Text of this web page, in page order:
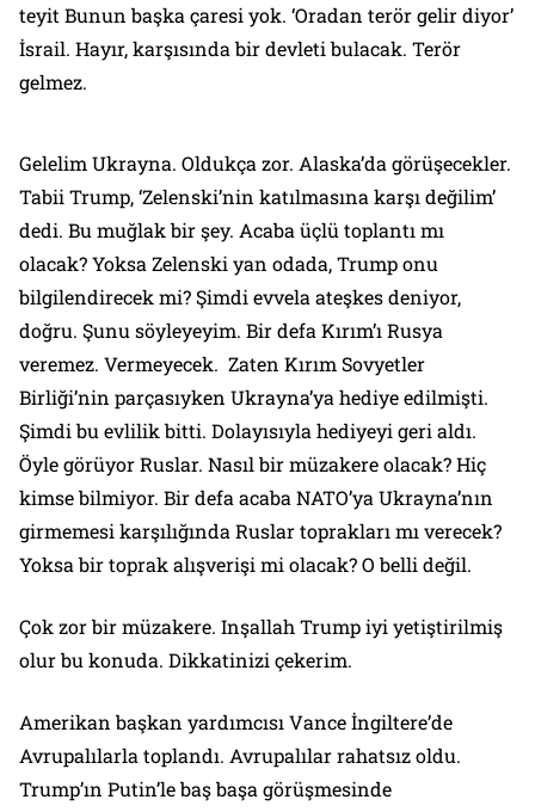
teyit Bunun başka çaresi yok. ‘Oradan terör gelir diyor’
İsrail. Hayır, karşısında bir devleti bulacak. Terör
gelmez.
Gelelim Ukrayna. Oldukça zor. Alaska’da görüşecekler.
Tabii Trump, ‘Zelenski’nin katılmasına karşı değilim’
dedi. Bu muğlak bir şey. Acaba üçlü toplantı mı
olacak? Yoksa Zelenski yan odada, Trump onu
bilgilendirecek mi? Şimdi evvela ateşkes deniyor,
doğru. Şunu söyleyeyim. Bir defa Kırım’ı Rusya
veremez. Vermeyecek. Zaten Kırım Sovyetler
Birliği’nin parçasıyken Ukrayna’ya hediye edilmişti.
Şimdi bu evlilik bitti. Dolayısıyla hediyeyi geri aldı.
Öyle görüyor Ruslar. Nasıl bir müzakere olacak? Hiç
kimse bilmiyor. Bir defa acaba NATO’ya Ukrayna’nın
girmemesi karşılığında Ruslar toprakları mı verecek?
Yoksa bir toprak alışverişi mi olacak? O belli değil.
Çok zor bir müzakere. Inşallah Trump iyi yetiştirilmiş
olur bu konuda. Dikkatinizi çekerim.
Amerikan başkan yardımcısı Vance İngiltere’de
Avrupalılarla toplandı. Avrupalılar rahatsız oldu.
Trump’ın Putin’le baş başa görüşmesinde